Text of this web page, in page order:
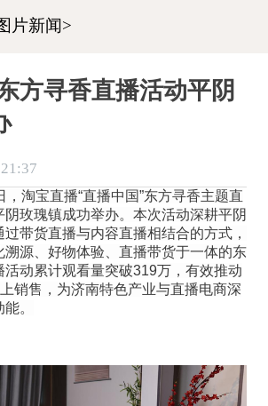
片新闻>
方寻香直播活动平阴
宝直播“直播中国”东方寻香主题直
玫瑰镇成功举办。本次活动深耕平阴
带货直播与内容直播相结合的方式，
溯源、好物体验、直播带货于一体的东
活动累计观看量突破319万，有效推动
上销售，为济南特色产业与直播电商深
。